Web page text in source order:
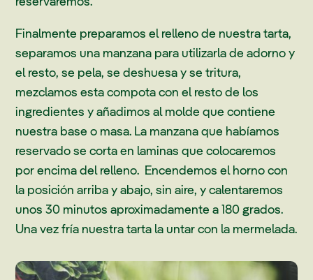
Finalmente preparamos el relleno de nuestra tarta,
separamos una manzana para utilizarla de adorno y
el resto, se pela, se deshuesa y se tritura,
mezclamos esta compota con el resto de los
ingredientes y añadimos al molde que contiene
nuestra base o masa. La manzana que habíamos
reservado se corta en laminas que colocaremos
por encima del relleno. Encendemos el horno con
la posición arriba y abajo, sin aire, y calentaremos
unos 30 minutos aproximadamente a 180 grados.
Una vez fría nuestra tarta la untar con la mermelada.